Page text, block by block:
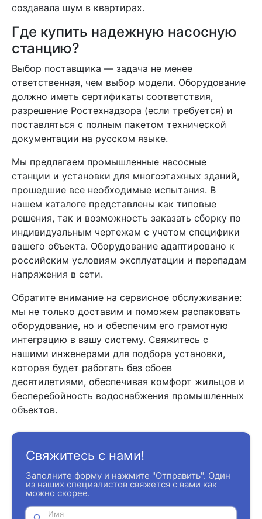
создавала шум в квартирах.
Где купить надежную насосную
станцию?
Выбор поставщика — задача не менее
ответственная, чем выбор модели. Оборудование
должно иметь сертификаты соответствия,
разрешение Ростехнадзора (если требуется) и
поставляться с полным пакетом технической
документации на русском языке.
Мы предлагаем промышленные насосные
станции и установки для многоэтажных зданий,
прошедшие все необходимые испытания. В
нашем каталоге представлены как типовые
решения, так и возможность заказать сборку по
индивидуальным чертежам с учетом специфики
вашего объекта. Оборудование адаптировано к
российским условиям эксплуатации и перепадам
напряжения в сети.
Обратите внимание на сервисное обслуживание:
мы не только доставим и поможем распаковать
оборудование, но и обеспечим его грамотную
интеграцию в вашу систему. Свяжитесь с
нашими инженерами для подбора установки,
которая будет работать без сбоев
десятилетиями, обеспечивая комфорт жильцов и
бесперебойность водоснабжения промышленных
объектов.
Свяжитесь с нами!
Заполните форму и нажмите "Отправить". Один
из наших специалистов свяжется с вами как
можно скорее.
Имя